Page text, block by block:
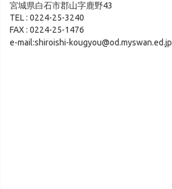
宮城県白石市郡山字鹿野43
TEL : 0224-25-3240
FAX : 0224-25-1476
e-mail:shiroishi-kougyou@od.myswan.ed.jp